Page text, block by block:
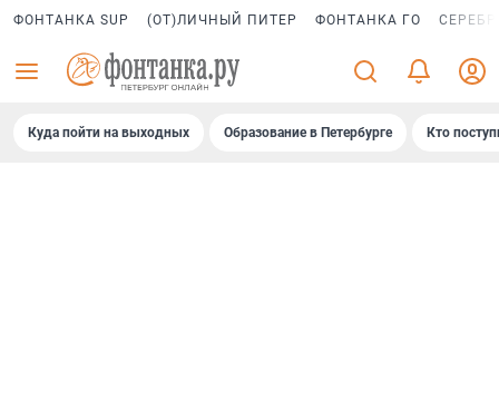
ФОНТАНКА SUP (ОТ)ЛИЧНЫЙ ПИТЕР ФОНТАНКА ГО
Куда пойти на выходных Образование в Петербурге Кто